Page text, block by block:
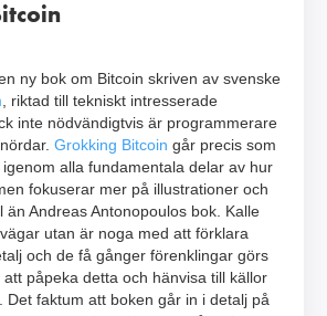
ny bok om Bitcoin skriven av svenske
, riktad till tekniskt intresserade
inte nödvändigtvis är programmerare
Grokking Bitcoin går precis som
igenom alla fundamentala delar av hur
fokuserar mer på illustrationer och
än Andreas Antonopoulos bok. Kalle
utan är noga med att förklara
och de få gånger förenklingar görs
påpeka detta och hänvisa till källor
Det faktum att boken går in i detalj på